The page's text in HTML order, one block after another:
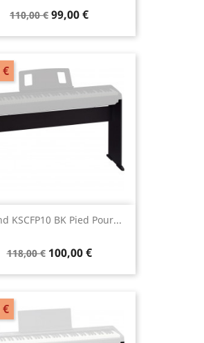
110,00 € 99,00 €
KSCFP10 BK Pied Pour...
118,00 € 100,00 €
€
€